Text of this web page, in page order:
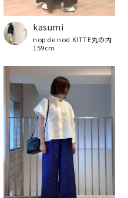
kasumi
nop de nod KITTE丸の内
159cm